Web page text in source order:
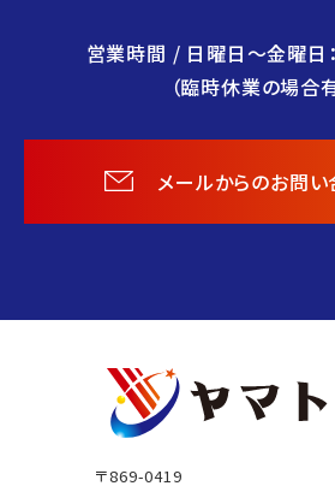
営業時間 / 日曜日〜金曜日
（臨時休業の場合有
メールからのお問
ヤ
マ
〒869-0419